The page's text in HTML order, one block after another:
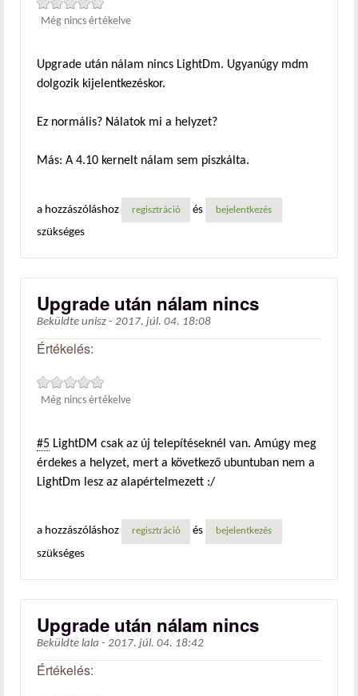
Még nincs értékelve
Upgrade után nálam nincs LightDm. Ugyanúgy mdm
dolgozik kijelentkezéskor.
Ez normális? Nálatok mi a helyzet?
Más: A 4.10 kernelt nálam sem piszkálta.
a hozzászóláshoz regisztráció és bejelentkezés
szükséges
Upgrade után nálam nincs
Beküldte unisz - 2017. júl. 04. 18:08
Értékelés:
Még nincs értékelve
#5 LightDM csak az új telepítéseknél van. Amúgy meg
érdekes a helyzet, mert a következő ubuntuban nem a
LightDm lesz az alapértelmezett :/
a hozzászóláshoz regisztráció és bejelentkezés
szükséges
Upgrade után nálam nincs
Beküldte lala - 2017. júl. 04. 18:42
Értékelés: